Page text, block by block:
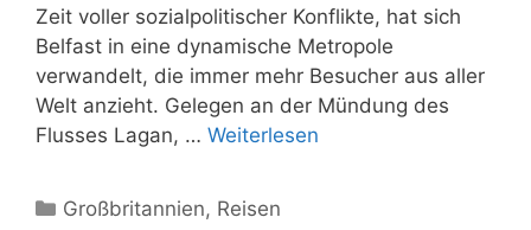
Zeit voller sozialpolitischer Konflikte, hat sich
Belfast in eine dynamische Metropole
verwandelt, die immer mehr Besucher aus aller
Welt anzieht. Gelegen an der Mündung des
Flusses Lagan, … Weiterlesen
Kategorien
Großbritannien, Reisen